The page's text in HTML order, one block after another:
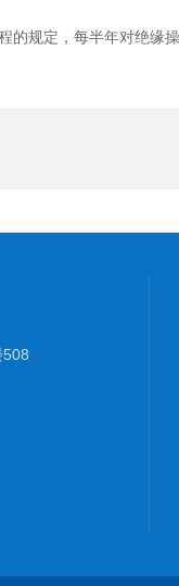
的规定，每半年对绝缘